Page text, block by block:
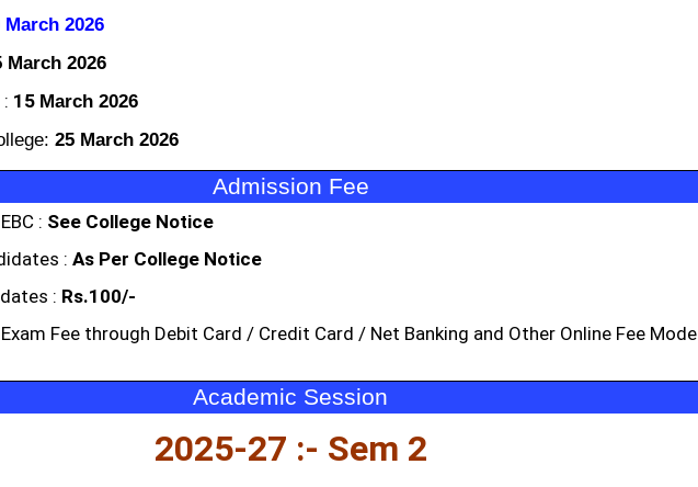
March 2026
March 2026
15 March 2026
25 March 2026
Admission Fee
: See College Notice
: As Per College Notice
: Rs.100/-
Exam Fee through Debit Card / Credit Card / Net Banking and Other Online Fee Mode
Academic Session
2025-27 :- Sem 2